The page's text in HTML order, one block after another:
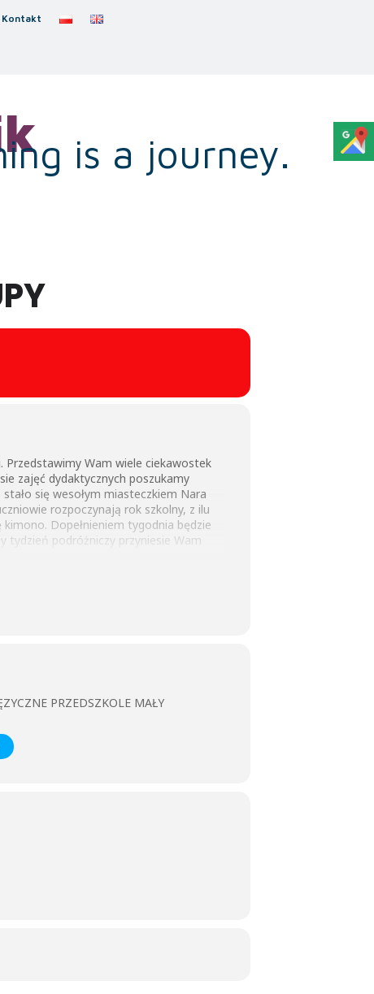
Kontakt
is a journey.
Przedstawimy Wam wiele ciekawostek
zajęć dydaktycznych poszukamy
się wesołym miasteczkiem Nara
rozpoczynają rok szkolny, z ilu
Dopełnieniem tygodnia będzie
tydzień podróżniczy przyniesie Wam
PRZEDSZKOLE MAŁY